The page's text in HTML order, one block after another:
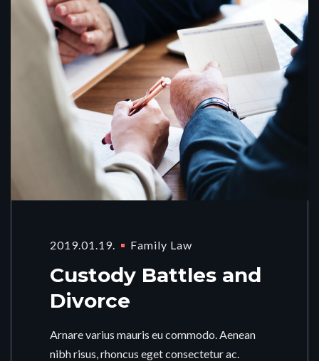
2019.01.19. Family Law
Custody Battles and
Divorce
Arnare varius mauris eu commodo. Aenean
nibh risus, rhoncus eget consectetur ac.